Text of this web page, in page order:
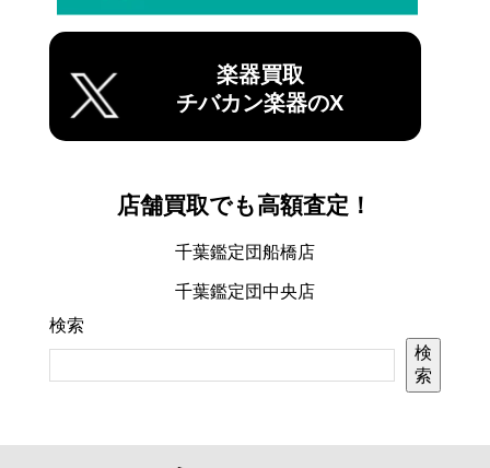
楽器買取
チバカン楽器のX
店舗買取でも高額査定！
千葉鑑定団船橋店
千葉鑑定団中央店
検索
検
索